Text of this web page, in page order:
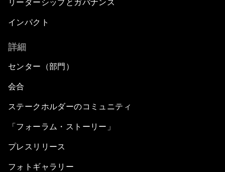
リーダーシップとガバナンス
インパクト
詳細
センター（部門）
会合
ステークホルダーのコミュニティ
「フォーラム・ストーリー」
プレスリリース
フォトギャラリー